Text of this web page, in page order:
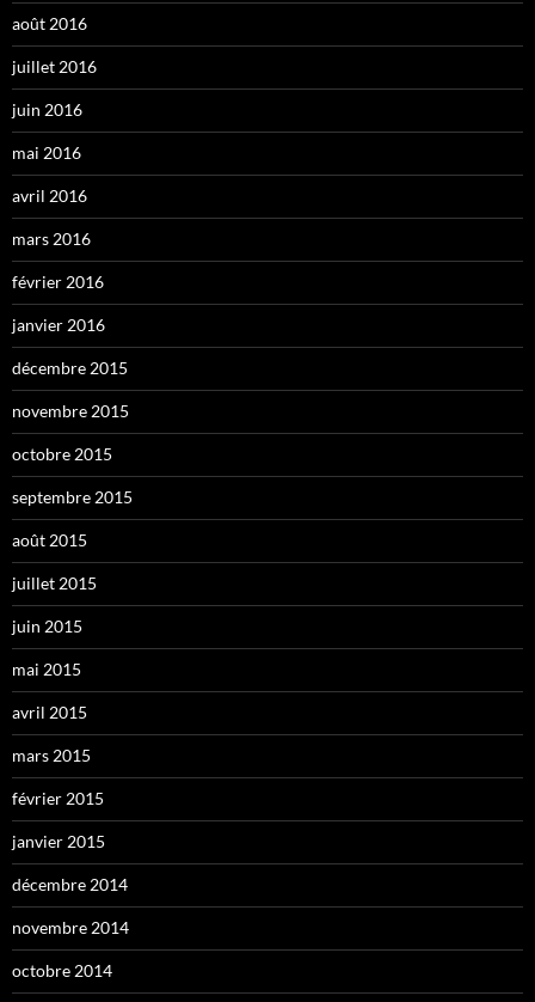
août 2016
juillet 2016
juin 2016
mai 2016
avril 2016
mars 2016
février 2016
janvier 2016
décembre 2015
novembre 2015
octobre 2015
septembre 2015
août 2015
juillet 2015
juin 2015
mai 2015
avril 2015
mars 2015
février 2015
janvier 2015
décembre 2014
novembre 2014
octobre 2014